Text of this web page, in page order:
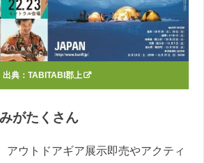
出典： TABITABI郡上
がたくさん
アウトドアギア展示即売やアクティ